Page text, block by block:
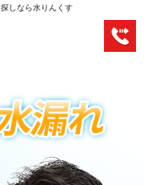
しなら水りんくす